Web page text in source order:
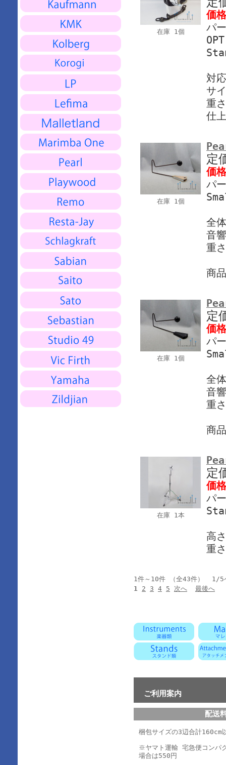
在庫 1個
価
パ
対
サ
重
仕
在庫 1個
価
パ
全
音
重
商
在庫 1個
価
パ
全
音
重
商
在庫 1本
価
パ
高
重
1件～10件 （全43件） 1/5
1 2 3 4 5 次へ 最後へ
ご利用案内
配送
梱包サイズの3辺合計
※ヤマト運輸 宅急便コンパ
場合は550円